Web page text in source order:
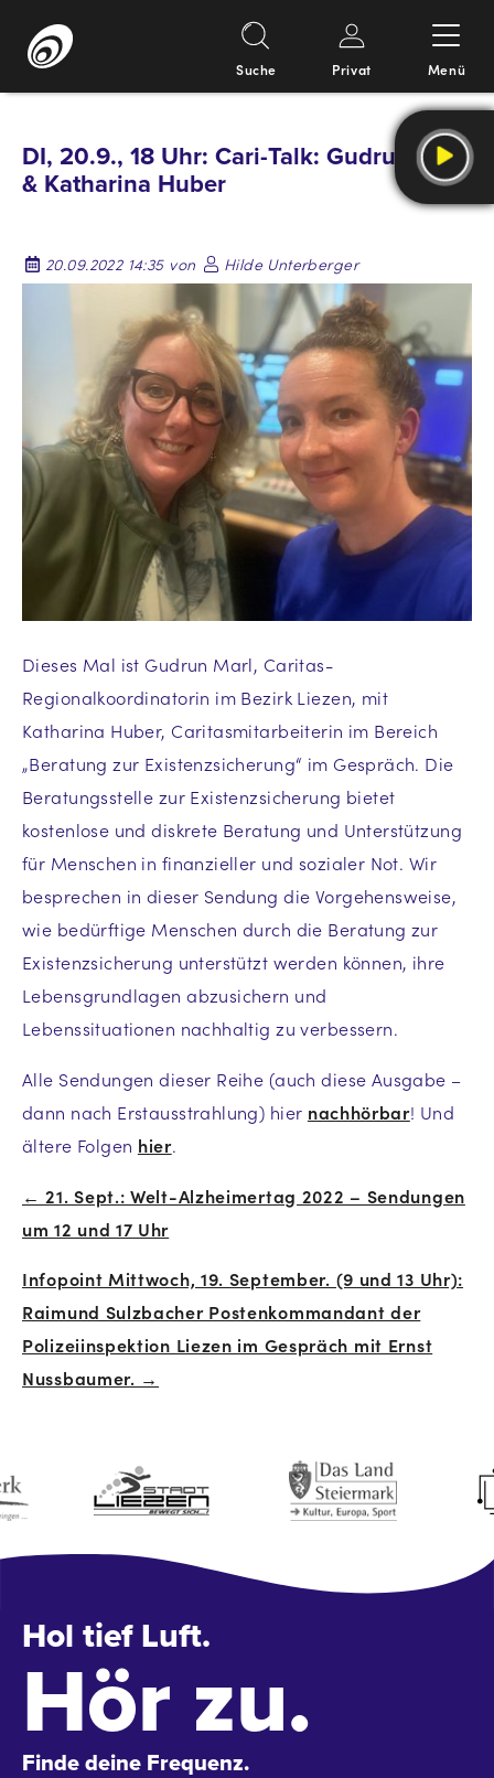
Inhalt
Suche Privat Menü
DI, 20.9., 18 Uhr: Cari-Talk: Gudrun Marl
& Katharina Huber
20.09.2022 14:35 von Hilde Unterberger
Dieses Mal ist Gudrun Marl, Caritas-
Regionalkoordinatorin im Bezirk Liezen, mit
Katharina Huber, Caritasmitarbeiterin im Bereich
„Beratung zur Existenzsicherung“ im Gespräch. Die
Beratungsstelle zur Existenzsicherung bietet
kostenlose und diskrete Beratung und Unterstützung
für Menschen in finanzieller und sozialer Not. Wir
besprechen in dieser Sendung die Vorgehensweise,
wie bedürftige Menschen durch die Beratung zur
Existenzsicherung unterstützt werden können, ihre
Lebensgrundlagen abzusichern und
Lebenssituationen nachhaltig zu verbessern.
Alle Sendungen dieser Reihe (auch diese Ausgabe –
dann nach Erstausstrahlung) hier nachhörbar! Und
ältere Folgen hier.
Beitrags-
← 21. Sept.: Welt-Alzheimertag 2022 – Sendungen
um 12 und 17 Uhr
Infopoint Mittwoch, 19. September. (9 und 13 Uhr):
Raimund Sulzbacher Postenkommandant der
Polizeiinspektion Liezen im Gespräch mit Ernst
Nussbaumer. →
Hol tief Luft.
Hör zu.
Finde deine Frequenz.